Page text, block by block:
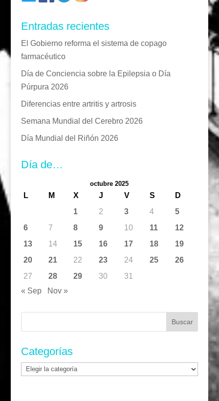
Entradas recientes
El Gobierno reforma el sistema de copago
farmacéutico
Día de Conciencia sobre la Epilepsia o Día
Púrpura 2026
Diferencias entre artritis y artrosis
Semana Mundial del Cerebro 2026
Día Mundial del Riñón 2026
Día de…
octubre 2025
L M X J V S
D
1
2 3 4
5
6
7 8 9 10 11
12
13
14 15 16 17 18
19
20
21 22 23 24 25
26
27
28 29 30
31
« Sep
Nov »
Categorías
Categorías